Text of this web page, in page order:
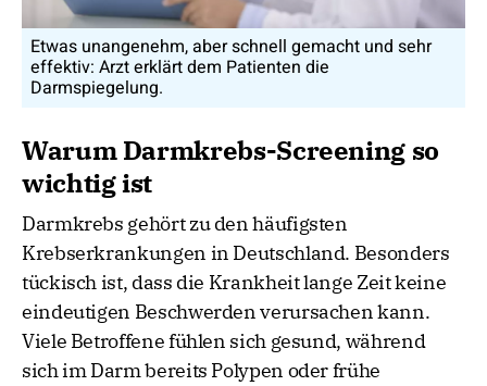
Etwas unangenehm, aber schnell gemacht und sehr
effektiv: Arzt erklärt dem Patienten die
Darmspiegelung.
Warum Darmkrebs-Screening so
wichtig ist
Darmkrebs gehört zu den häufigsten
Krebserkrankungen in Deutschland. Besonders
tückisch ist, dass die Krankheit lange Zeit keine
eindeutigen Beschwerden verursachen kann.
Viele Betroffene fühlen sich gesund, während
sich im Darm bereits Polypen oder frühe